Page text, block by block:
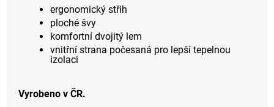
ergonomický střih
ploché švy
komfortní dvojitý lem
vnitřní strana počesaná pro lepší tepelnou
izolaci
Vyrobeno v ČR.